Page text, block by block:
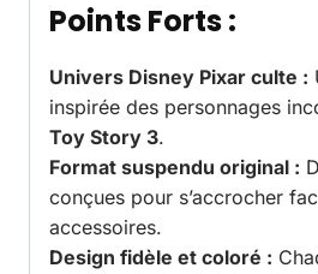
Points Forts :
Univers Disney Pixar culte :
inspirée des personnages
Toy Story 3.
Format suspendu original :
conçues pour s’accrocher
accessoires.
Design fidèle et coloré :